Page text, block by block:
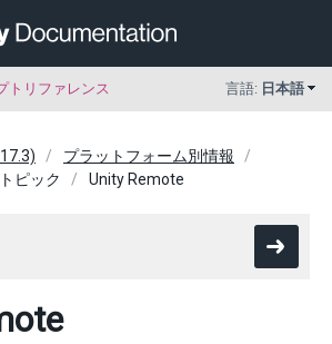
トリファレンス 言語: 日本語
プラットフォーム別情報
ピック Unity Remote